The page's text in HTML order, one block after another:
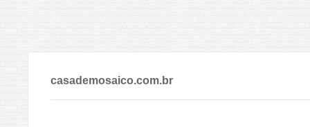
casademosaico.com.br